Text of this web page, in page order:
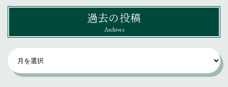
過去の投稿
Archives